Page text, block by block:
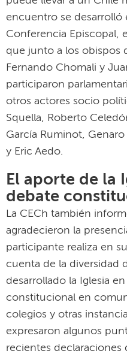
encuentro se desarrolló
Conferencia Episcopal,
que junto a los obispos
Fernando Chomali y
participaron
otros actores socio
Squella, Roberto
García Ruminot,
y Eric Aedo.
El aporte de la
debate
La CECh también
agradecieron la
participante realiza en
cuenta de la diversidad
desarrollado la Iglesia
constitucional en
colegios y otras
expresaron algunos
recientes declaraciones